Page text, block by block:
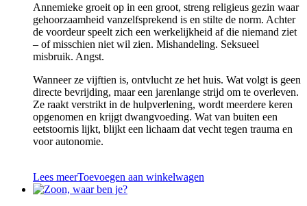
Annemieke groeit op in een groot, streng religieus gezin waar
gehoorzaamheid vanzelfsprekend is en stilte de norm. Achter
de voordeur speelt zich een werkelijkheid af die niemand ziet
– of misschien niet wil zien. Mishandeling. Seksueel
misbruik. Angst.
Wanneer ze vijftien is, ontvlucht ze het huis. Wat volgt is geen
directe bevrijding, maar een jarenlange strijd om te overleven.
Ze raakt verstrikt in de hulpverlening, wordt meerdere keren
opgenomen en krijgt dwangvoeding. Wat van buiten een
eetstoornis lijkt, blijkt een lichaam dat vecht tegen trauma en
voor autonomie.
Lees meerToevoegen aan winkelwagen